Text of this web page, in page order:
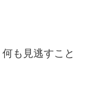
何も見逃すこと